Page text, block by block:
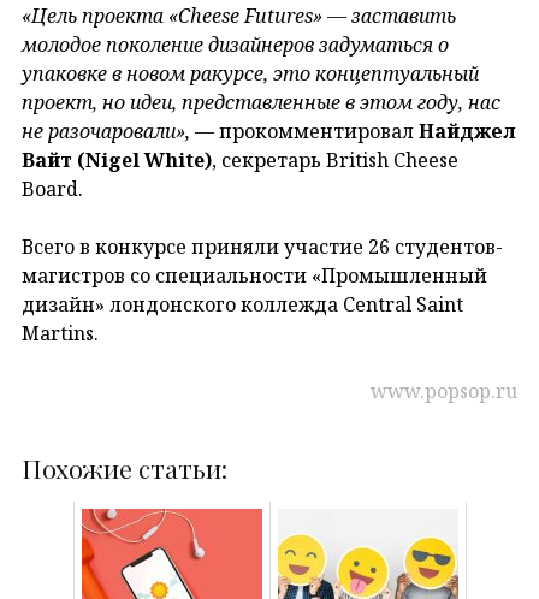
«Цель проекта «Cheese Futures» — заставить
молодое поколение дизайнеров задуматься о
упаковке в новом ракурсе, это концептуальный
проект, но идеи, представленные в этом году, нас
не разочаровали», — прокомментировалНайджел
Вайт (Nigel White), секретарь British Cheese
Board.
Всего в конкурсе приняли участие 26 студентов-
магистров со специальности «Промышленный
дизайн» лондонского коллежда Central Saint
Martins.
www.popsop.ru
Похожие статьи: